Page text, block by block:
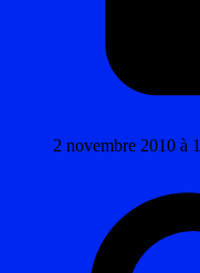
2 novembre 2010 à